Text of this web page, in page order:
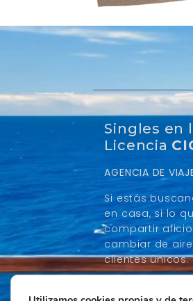
Singles en
Licencia
AGENCIA DE
Si estás
en casa, si lo
compartir
cambiar de
clientes únicos.